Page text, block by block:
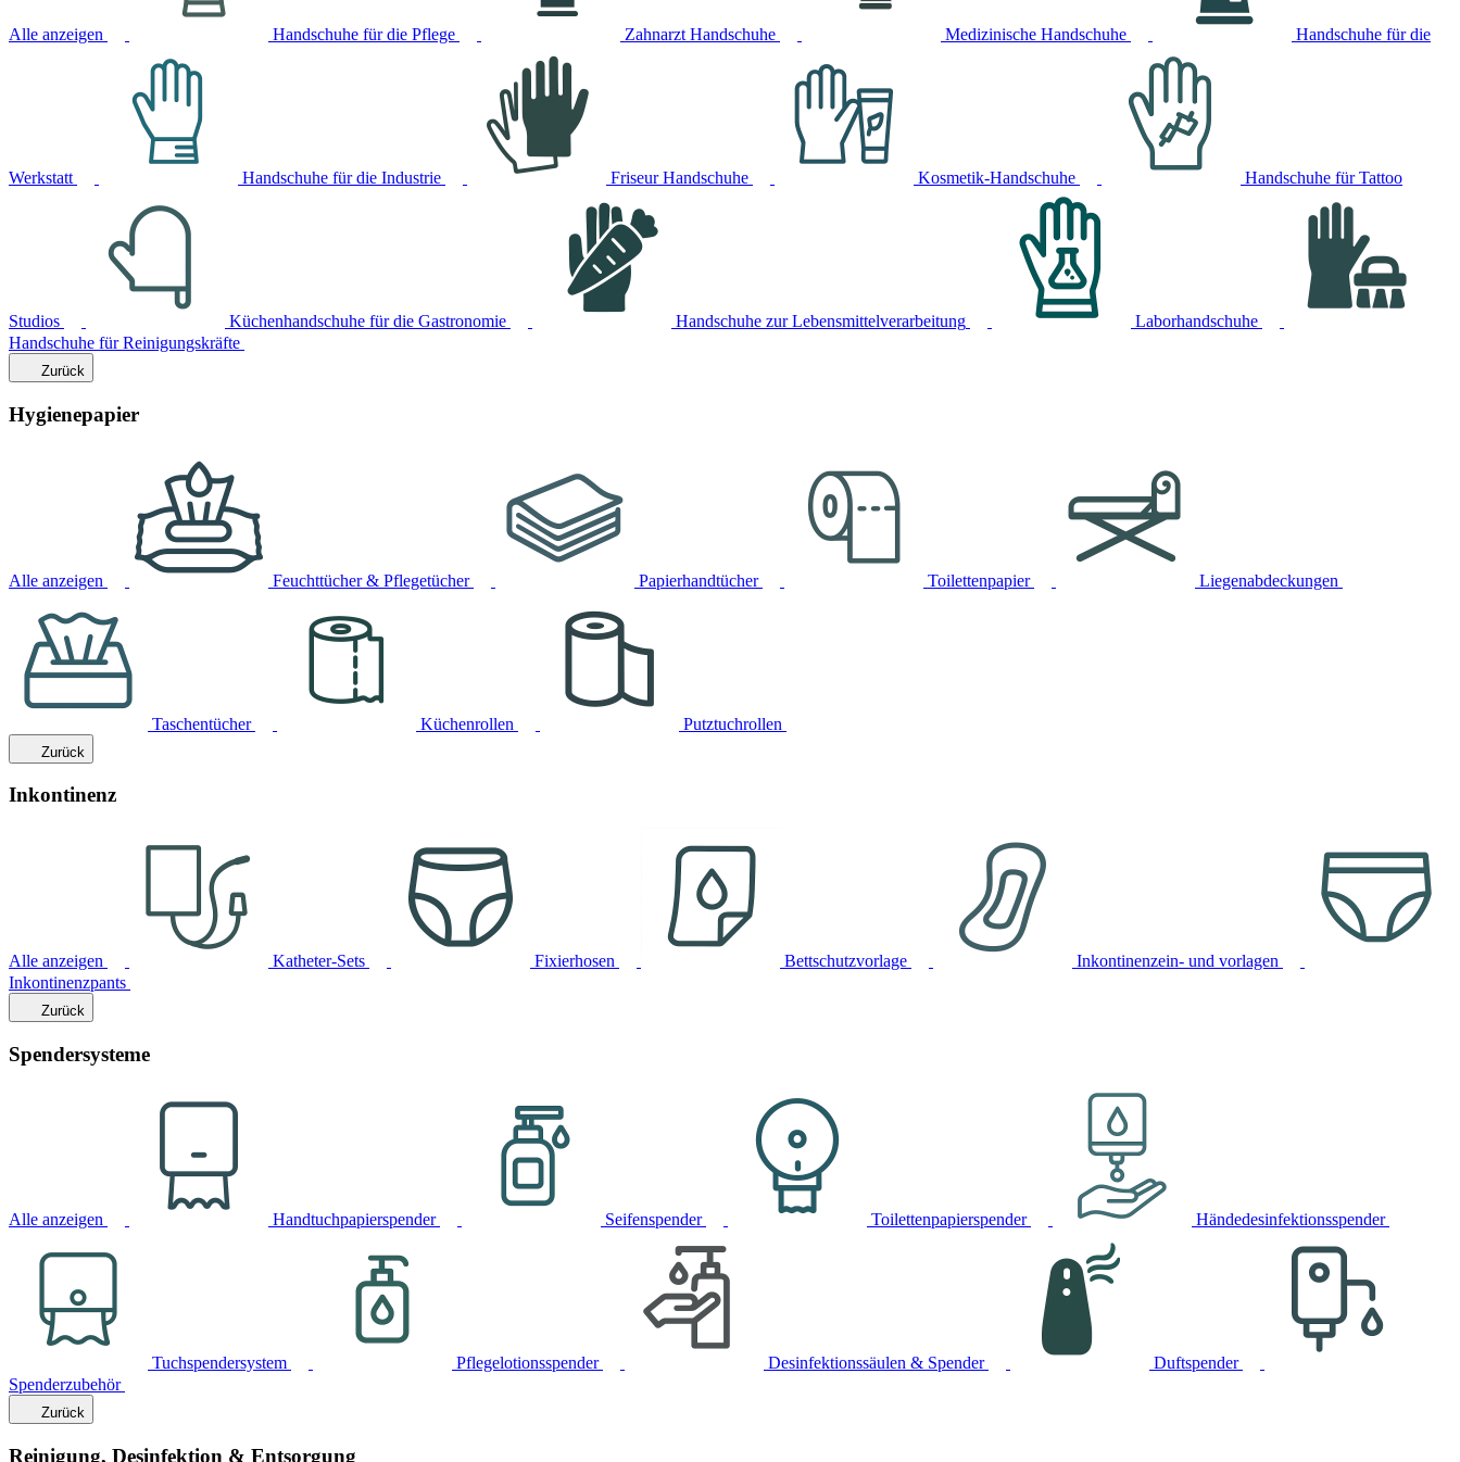
Alle anzeigen Handschuhe für die Pflege Zahnarzt Handschuhe Medizinische Handschuhe Handschuhe für die
Werkstatt Handschuhe für die Industrie Friseur Handschuhe Kosmetik-Handschuhe Handschuhe für Tattoo
Studios Küchenhandschuhe für die Gastronomie Handschuhe zur Lebensmittelverarbeitung
Laborhandschuhe
Handschuhe für Reinigungskräfte
Zurück
Hygienepapier
Alle anzeigen Feuchttücher & Pflegetücher Papierhandtücher Toilettenpapier Liegenabdeckungen
Taschentücher Küchenrollen Putztuchrollen
Zurück
Inkontinenz
Alle anzeigen Katheter-Sets Fixierhosen Bettschutzvorlage
Inkontinenzein- und vorlagen
Inkontinenzpants
Zurück
Spendersysteme
Alle anzeigen Handtuchpapierspender Seifenspender Toilettenpapierspender Händedesinfektionsspender
Tuchspendersystem Pflegelotionsspender Desinfektionssäulen & Spender
Duftspender
Spenderzubehör
Zurück
Reinigung, Desinfektion & Entsorgung